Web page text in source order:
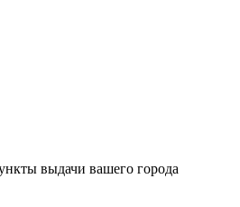
выдачи вашего города